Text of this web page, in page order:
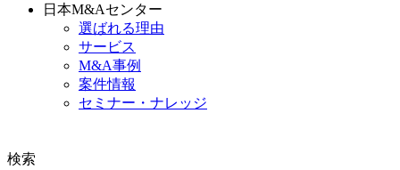
日本M&Aセンター
選ばれる理由
サービス
M&A事例
案件情報
セミナー・ナレッジ
検索